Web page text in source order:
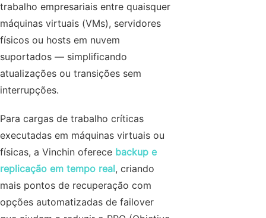
trabalho empresariais entre quaisquer
máquinas virtuais (VMs), servidores
físicos ou hosts em nuvem
suportados — simplificando
atualizações ou transições sem
interrupções.
Para cargas de trabalho críticas
executadas em máquinas virtuais ou
físicas, a Vinchin oferece backup e
replicação em tempo real, criando
mais pontos de recuperação com
opções automatizadas de failover